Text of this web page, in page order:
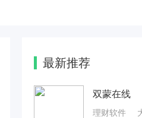
最新推荐
双蒙在线
理财软件